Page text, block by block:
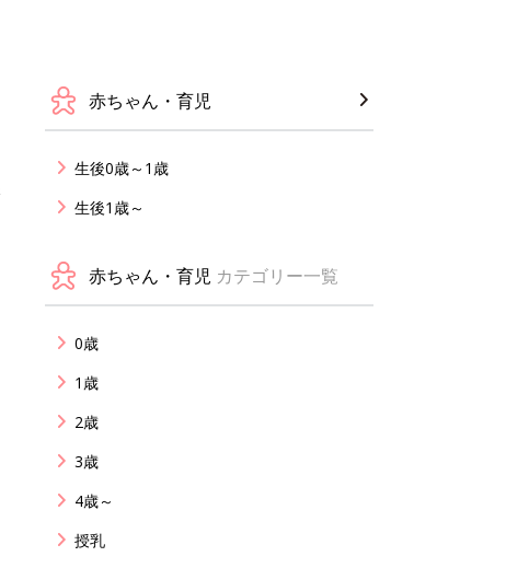
赤ちゃん・育児
生後0歳～1歳
生後1歳～
赤ちゃん・育児 カテゴリー一覧
0歳
1歳
2歳
3歳
4歳～
授乳